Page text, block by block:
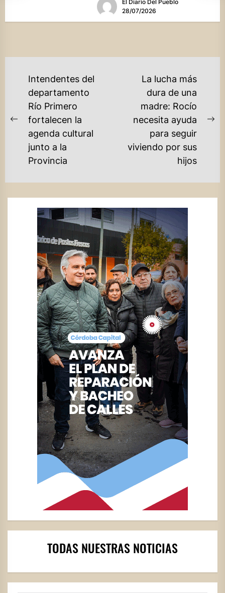
El Diario Del Pueblo
28/07/2026
NAVEGACIÓN
ENTRADAS
Previous
post:
Intendentes del
departamento
Río Primero
fortalecen la
agenda cultural
junto a la
Provincia
La lucha más
dura de una
madre: Rocío
necesita ayuda
para seguir
viviendo por sus
hijos
TODAS NUESTRAS NOTICIAS